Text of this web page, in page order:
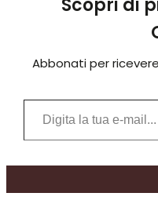
Abbonati per
Digita la tua e-mail...